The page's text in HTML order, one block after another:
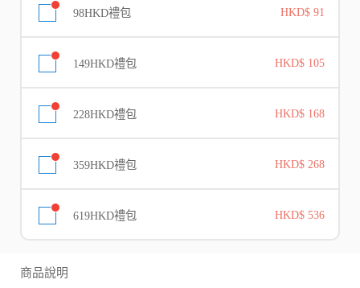
98HKD禮包 HKD$ 91
149HKD禮包 HKD$ 105
228HKD禮包 HKD$ 168
359HKD禮包 HKD$ 268
619HKD禮包 HKD$ 536
商品說明